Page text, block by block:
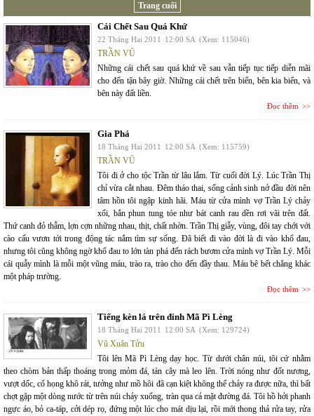
Trang cuối
Cái Chết Sau Quá Khứ
22 Tháng Hai 2011 12:00 SA (Xem: 115046)
TRẦN VŨ
Những cái chết sau quá khứ về sau vẫn tiếp tục tiếp diễn mãi
cho đến tận bây giờ. Những cái chết trên biển, bên kia biển, và
bên này đất liền.
Đọc thêm
Gia Phả
18 Tháng Hai 2011 12:00 SA (Xem: 115759)
TRẦN VŨ
Tôi đi ở cho tộc Trần từ lâu lắm. Từ cuối đời Lý. Lúc Trần Thị
chỉ vừa cắt nhau. Đêm tháo thai, sống cảnh sinh nở đầu đời nên
tâm hồn tôi ngập kinh hãi. Máu từ cửa mình vợ Trần Lý chảy
xối, bắn phun tung tóe như bát canh rau dền rơi vãi trên đất.
Thứ canh đỏ thẫm, lợn cợn những nhau, thịt, chất nhờn. Trần Thị giẫy, vùng, đôi tay chới với
cào cấu vươn tới trong động tác nắm tìm sự sống. Đã biết đi vào đời là đi vào khổ đau,
nhưng tôi cũng không ngờ khổ đau to lớn tàn phá đến rách bươm cửa mình vợ Trần Lý. Mỗi
cái quẫy mình là mỗi một vũng máu, trào ra, trào cho đến đầy thau. Máu bê bết chẳng khác
một pháp trường.
Đọc thêm
Tiếng kèn lá trên đỉnh Mã Pì Lèng
18 Tháng Hai 2011 12:00 SA (Xem: 129724)
Vũ Xuân Tửu
Tôi lên Mã Pì Lèng dạy học. Từ dưới chân núi, tôi cứ nhằm
theo chòm bản thấp thoáng trong mỏm đá, tán cây mà leo lên. Trời nóng như đốt nương,
vượt dốc, cổ họng khô rát, tưởng như mồ hôi đã cạn kiệt không thể chảy ra được nữa, thì bất
chợt gặp một dòng nước từ trên núi chảy xuống, tràn qua cả mặt đường đá. Tôi hồ hởi phanh
ngực áo, bỏ ca-táp, cởi dép rọ, đứng một lúc cho mát dịu lại, rồi mới thong thả rửa tay, rửa